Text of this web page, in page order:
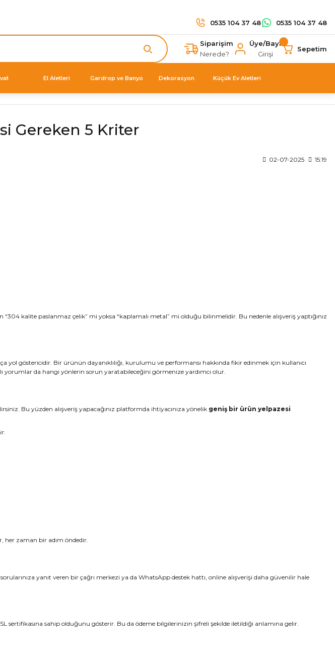
0535 104 37 48 0535 104 37 48
Siparişim
Nerede?
Üye/Bayi
Girişi
Sepetim
El Aletleri Gardrop ve Banyo Dekorasyon Küçük Ev Aletleri
Gereken 5 Kriter
02-07-2025 15:19
kalite paslanmaz çelik” mi yoksa “kaplamalı metal” mi olduğu bilinmelidir. Bu nedenle alışveriş yaptığınız
göstericidir. Bir ürünün dayanıklılığı, kurulumu ve performansı hakkında fikir edinmek için kullanıcı
da hangi yönlerin sorun yaratabileceğini görmenize yardımcı olur.
Bu yüzden alışveriş yapacağınız platformda ihtiyacınıza yönelik geniş bir ürün yelpazesi
her zaman bir adım öndedir.
yanıt veren bir çağrı merkezi ya da WhatsApp destek hattı, online alışverişi daha güvenilir hale
sertifikasına sahip olduğunu gösterir. Bu da ödeme bilgilerinizin şifreli şekilde iletildiği anlamına gelir.